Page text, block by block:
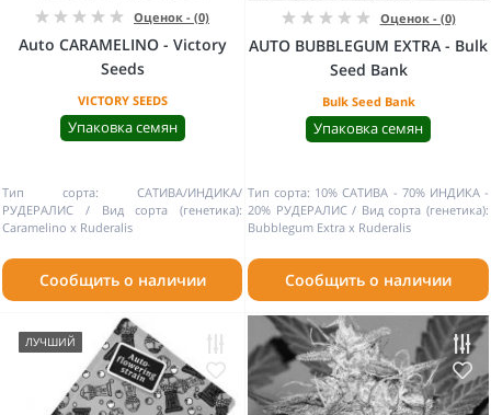
Оценок - (0)
Auto CARAMELINO - Victory
Seeds
VICTORY SEEDS
Упаковка семян
Тип сорта:
САТИВА/ИНДИКА/
РУДЕРАЛИС
Вид сорта (генетика):
Caramelino x Ruderalis
Сообщить о наличии
Оценок - (0)
AUTO BUBBLEGUM EXTRA - Bulk
Seed Bank
Bulk Seed Bank
Упаковка семян
Тип сорта: 10% САТИВА - 70% ИНДИКА -
20% РУДЕРАЛИС
Вид сорта (генетика):
Bubblegum Extra x Ruderalis
Сообщить о наличии
ЛУЧШИЙ